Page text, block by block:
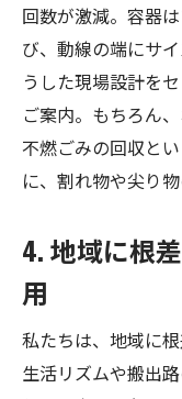
回数が激減。容器
び、動線の端にサ
うした現場設計を
ご案内。もちろん
不燃ごみの回収と
に、割れ物や尖り
4. 地域に根
用
私たちは、地域に
生活リズムや搬出